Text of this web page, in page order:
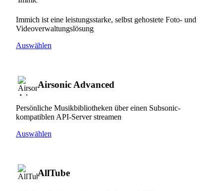
Immich ist eine leistungsstarke, selbst gehostete Foto- und
Videoverwaltungslösung
Auswählen
Airsonic Advanced
Persönliche Musikbibliotheken über einen Subsonic-
kompatiblen API-Server streamen
Auswählen
AllTube